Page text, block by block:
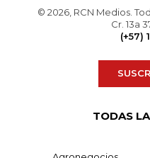
© 2026, RCN Medios.
Cr. 13a
(+57)
TODAS